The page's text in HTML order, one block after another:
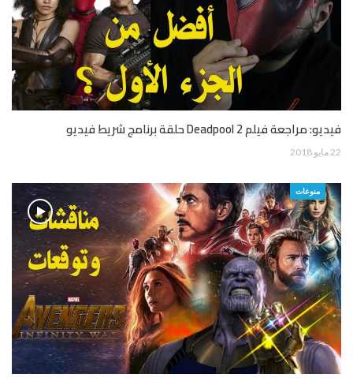
فيديو: مراجعة فيلم Deadpool 2 حلقة برنامج شريط فيديو
22 مايو 2018
منوعات